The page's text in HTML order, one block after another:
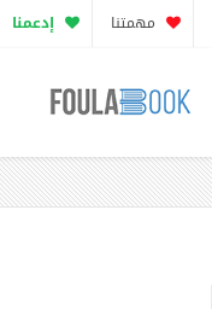
مهمتنا إدعمنا